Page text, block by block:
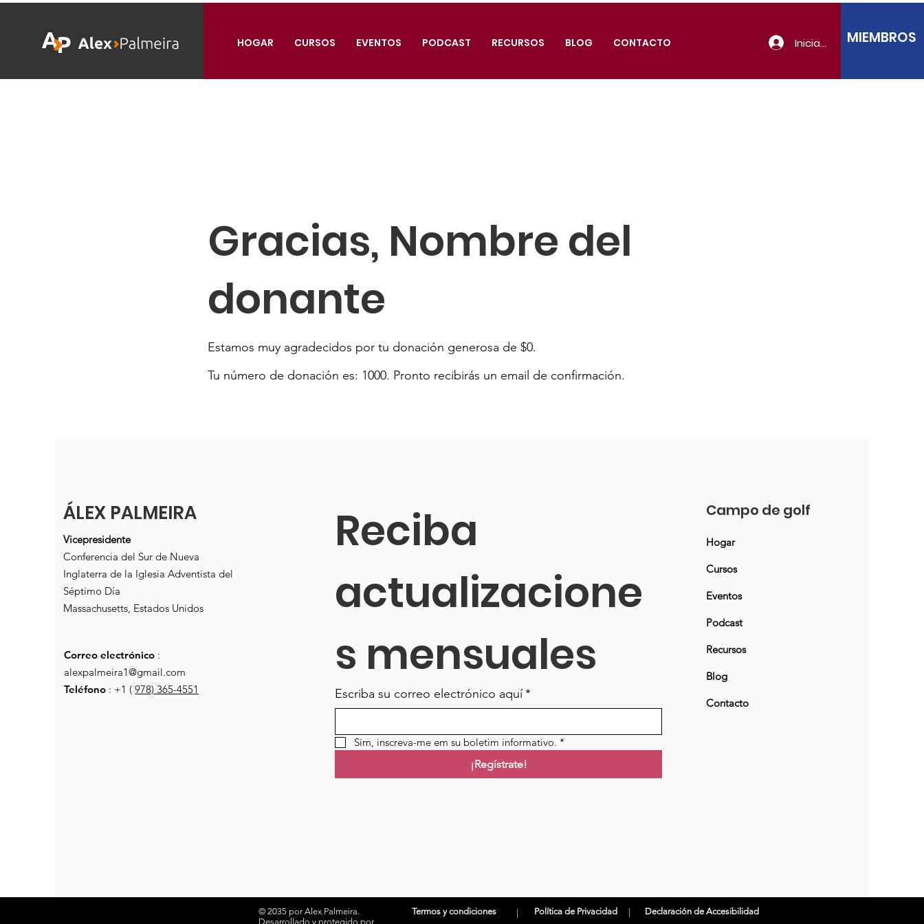
HOGAR CURSOS EVENTOS PODCAST RECURSOS BLOG CONTACTO Iniciar sesiónMIEMBROS
Gracias, Nombre del
donante
Estamos muy agradecidos por tu donación generosa de $0.
Tu número de donación es: 1000. Pronto recibirás un email de confirmación.
ÁLEX PALMEIRA
Vicepresidente
Conferencia del Sur de Nueva
Inglaterra de la Iglesia Adventista del
Séptimo Día
Massachusetts, Estados Unidos
Correo electrónico :
alexpalmeira1@gmail.com
Teléfono : +1 ( 978) 365-4551
Reciba
actualizacione
s mensuales
Escriba su correo electrónico aquí*
Sim, inscreva-me em su boletim informativo. *
¡Regístrate!
Campo de golf
Hogar
Cursos
Eventos
Podcast
Recursos
Blog
Contacto
© 2035 por Alex Palmeira.
Desarrollado y protegido por
Termos y condiciones | Política de Privacidad | Declaración de Accesibilidad